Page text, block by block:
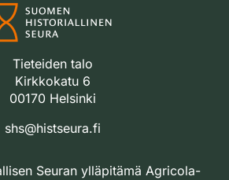
Tieteiden talo
Kirkkokatu 6
00170 Helsinki
shs@histseura.fi
Seuran ylläpitämä Agricola-